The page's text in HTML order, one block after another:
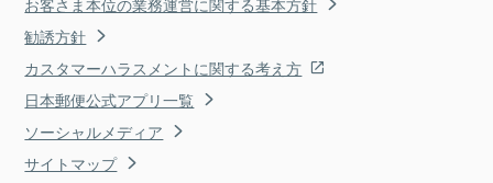
勧誘方針
カスタマーハラスメントに関する考え方
日本郵便公式アプリ一覧
ソーシャルメディア
サイトマップ